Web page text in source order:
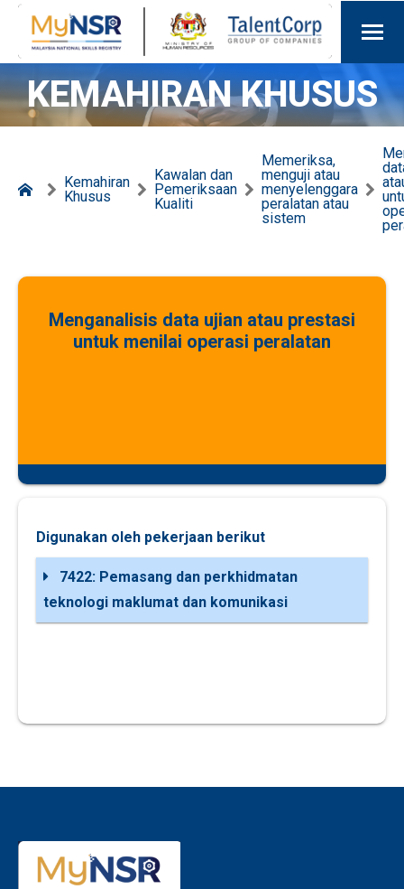
KEMAHIRAN KHUSUS
Kemahiran
Khusus
Kawalan dan
Pemeriksaan
Kualiti
Memeriksa,
menguji atau
menyelenggara
peralatan atau
sistem
Menganalisis data ujian atau prestasi
untuk menilai operasi peralatan
Digunakan oleh pekerjaan berikut
7422: Pemasang dan perkhidmatan
teknologi maklumat dan komunikasi